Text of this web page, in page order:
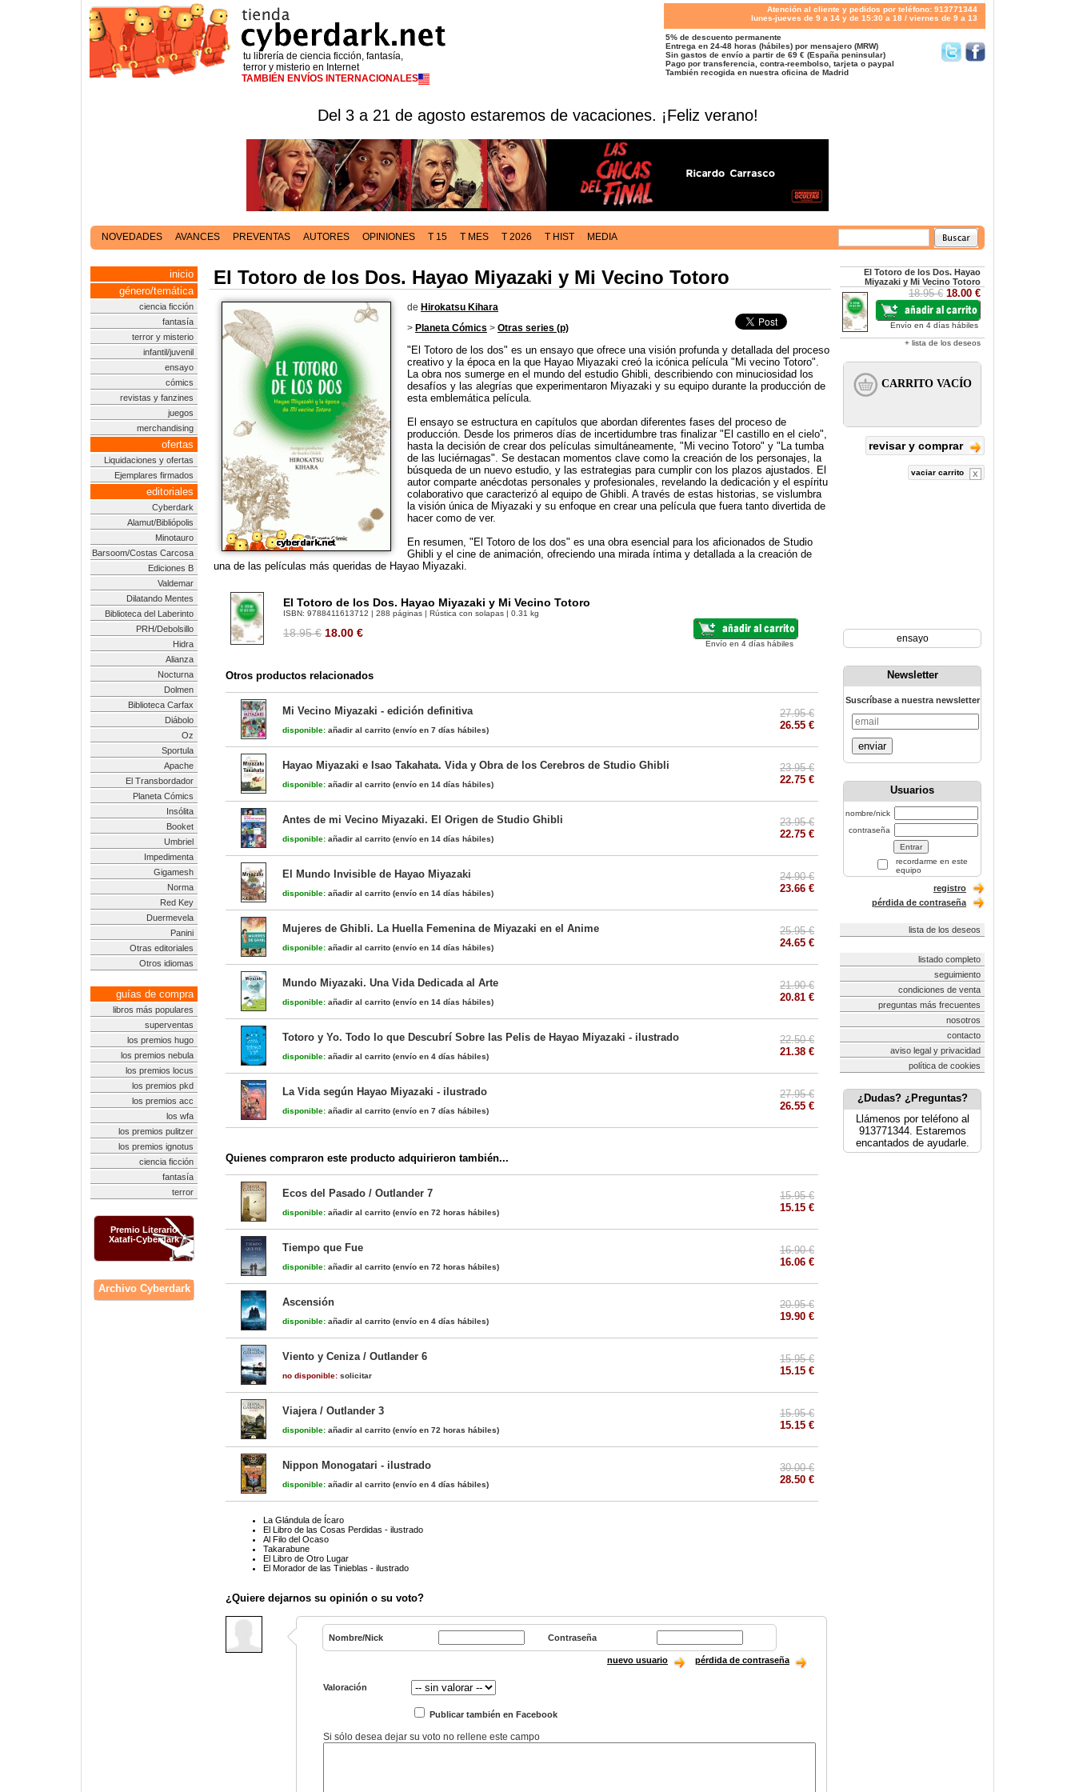
tu librería de ciencia ficción, fantasía,
terror y misterio en Internet
TAMBIÉN ENVÍOS INTERNACIONALES
Atención al cliente y pedidos por teléfono: 913771344
lunes-jueves de 9 a 14 y de 15:30 a 18 / viernes de 9 a 13
5% de descuento permanente
Entrega en 24-48 horas (hábiles) por mensajero (MRW)
Sin gastos de envío a partir de 69 € (España peninsular)
Pago por transferencia, contra-reembolso, tarjeta o paypal
También recogida en nuestra oficina de Madrid
Del 3 a 21 de agosto estaremos de vacaciones. ¡Feliz verano!
NOVEDADES AVANCES PREVENTAS AUTORES OPINIONES T 15 T MES T 2026 T HIST MEDIA
inicio
género/temática
ciencia ficción
fantasía
terror y misterio
infantil/juvenil
ensayo
cómics
revistas y fanzines
juegos
merchandising
ofertas
Liquidaciones y ofertas
Ejemplares firmados
editoriales
Cyberdark
Alamut/Bibliópolis
Minotauro
Barsoom/Costas Carcosa
Ediciones B
Valdemar
Dilatando Mentes
Biblioteca del Laberinto
PRH/Debolsillo
Hidra
Alianza
Nocturna
Dolmen
Biblioteca Carfax
Diábolo
Oz
Sportula
Apache
El Transbordador
Planeta Cómics
Insólita
Booket
Umbriel
Impedimenta
Gigamesh
Norma
Red Key
Duermevela
Panini
Otras editoriales
Otros idiomas
guías de compra
libros más populares
superventas
los premios hugo
los premios nebula
los premios locus
los premios pkd
los premios acc
los wfa
los premios pulitzer
los premios ignotus
ciencia ficción
fantasía
terror
Premio Literario
Xatafi-Cyberdark
Archivo Cyberdark
El Totoro de los Dos. Hayao Miyazaki y Mi Vecino Totoro
de Hirokatsu Kihara
> Planeta Cómics > Otras series (p)
"El Totoro de los dos" es un ensayo que ofrece una visión profunda y detallada del proceso
creativo y la época en la que Hayao Miyazaki creó la icónica película "Mi vecino Totoro".
La obra nos sumerge en el mundo del estudio Ghibli, describiendo con minuciosidad los
desafíos y las alegrías que experimentaron Miyazaki y su equipo durante la producción de
esta emblemática película.
El ensayo se estructura en capítulos que abordan diferentes fases del proceso de
producción. Desde los primeros días de incertidumbre tras finalizar "El castillo en el cielo",
hasta la decisión de crear dos películas simultáneamente, "Mi vecino Totoro" y "La tumba
de las luciérnagas". Se destacan momentos clave como la creación de los personajes, la
búsqueda de un nuevo estudio, y las estrategias para cumplir con los plazos ajustados. El
autor comparte anécdotas personales y profesionales, revelando la dedicación y el espíritu
colaborativo que caracterizó al equipo de Ghibli. A través de estas historias, se vislumbra
la visión única de Miyazaki y su enfoque en crear una película que fuera tanto divertida de
hacer como de ver.
En resumen, "El Totoro de los dos" es una obra esencial para los aficionados de Studio
Ghibli y el cine de animación, ofreciendo una mirada íntima y detallada a la creación de
una de las películas más queridas de Hayao Miyazaki.
El Totoro de los Dos. Hayao Miyazaki y Mi Vecino Totoro
ISBN: 9788411613712 | 288 páginas | Rústica con solapas | 0.31 kg
18.95 € 18.00 €
Envío en 4 días hábiles
Otros productos relacionados
Mi Vecino Miyazaki - edición definitiva
disponible: añadir al carrito (envío en 7 días hábiles)
27.95 €
26.55 €
Hayao Miyazaki e Isao Takahata. Vida y Obra de los Cerebros de Studio Ghibli
disponible: añadir al carrito (envío en 14 días hábiles)
23.95 €
22.75 €
Antes de mi Vecino Miyazaki. El Origen de Studio Ghibli
disponible: añadir al carrito (envío en 14 días hábiles)
23.95 €
22.75 €
El Mundo Invisible de Hayao Miyazaki
disponible: añadir al carrito (envío en 14 días hábiles)
24.90 €
23.66 €
Mujeres de Ghibli. La Huella Femenina de Miyazaki en el Anime
disponible: añadir al carrito (envío en 14 días hábiles)
25.95 €
24.65 €
Mundo Miyazaki. Una Vida Dedicada al Arte
disponible: añadir al carrito (envío en 14 días hábiles)
21.90 €
20.81 €
Totoro y Yo. Todo lo que Descubrí Sobre las Pelis de Hayao Miyazaki - ilustrado
disponible: añadir al carrito (envío en 4 días hábiles)
22.50 €
21.38 €
La Vida según Hayao Miyazaki - ilustrado
disponible: añadir al carrito (envío en 7 días hábiles)
27.95 €
26.55 €
Quienes compraron este producto adquirieron también...
Ecos del Pasado / Outlander 7
disponible: añadir al carrito (envío en 72 horas hábiles)
15.95 €
15.15 €
Tiempo que Fue
disponible: añadir al carrito (envío en 72 horas hábiles)
16.90 €
16.06 €
Ascensión
disponible: añadir al carrito (envío en 4 días hábiles)
20.95 €
19.90 €
Viento y Ceniza / Outlander 6
no disponible: solicitar
15.95 €
15.15 €
Viajera / Outlander 3
disponible: añadir al carrito (envío en 72 horas hábiles)
15.95 €
15.15 €
Nippon Monogatari - ilustrado
disponible: añadir al carrito (envío en 4 días hábiles)
30.00 €
28.50 €
La Glándula de Ícaro
El Libro de las Cosas Perdidas - ilustrado
Al Filo del Ocaso
Takarabune
El Libro de Otro Lugar
El Morador de las Tinieblas - ilustrado
¿Quiere dejarnos su opinión o su voto?
Nombre/Nick Contraseña
nuevo usuario pérdida de contraseña
Valoración
Publicar también en Facebook
Si sólo desea dejar su voto no rellene este campo
El Totoro de los Dos. Hayao
Miyazaki y Mi Vecino Totoro
18.95 € 18.00 €
Envío en 4 días hábiles
+ lista de los deseos
revisar y comprar
vaciar carrito
ensayo
Newsletter
Suscríbase a nuestra newsletter
enviar
Usuarios
nombre/nick
contraseña
recordarme en este
equipo
registro
pérdida de contraseña
lista de los deseos
listado completo
seguimiento
condiciones de venta
preguntas más frecuentes
nosotros
contacto
aviso legal y privacidad
política de cookies
¿Dudas? ¿Preguntas?
Llámenos por teléfono al
913771344. Estaremos
encantados de ayudarle.